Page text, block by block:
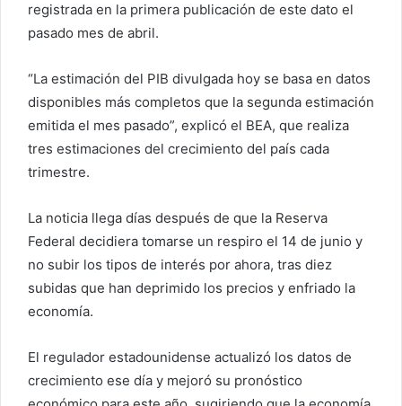
registrada en la primera publicación de este dato el
pasado mes de abril.
“La estimación del PIB divulgada hoy se basa en datos
disponibles más completos que la segunda estimación
emitida el mes pasado”, explicó el BEA, que realiza
tres estimaciones del crecimiento del país cada
trimestre.
La noticia llega días después de que la Reserva
Federal decidiera tomarse un respiro el 14 de junio y
no subir los tipos de interés por ahora, tras diez
subidas que han deprimido los precios y enfriado la
economía.
El regulador estadounidense actualizó los datos de
crecimiento ese día y mejoró su pronóstico